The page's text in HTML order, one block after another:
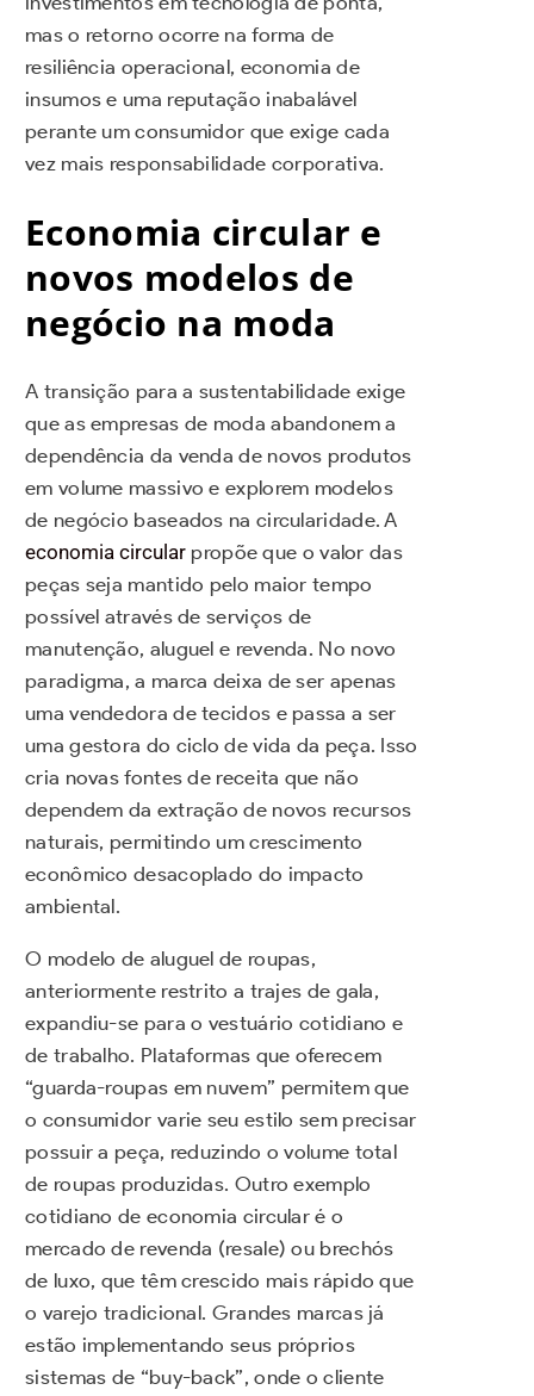
mas o retorno ocorre na forma de
resiliência operacional, economia de
insumos e uma reputação inabalável
perante um consumidor que exige cada
vez mais responsabilidade corporativa.
Economia circular e
novos modelos de
negócio na moda
A transição para a sustentabilidade exige
que as empresas de moda abandonem a
dependência da venda de novos produtos
em volume massivo e explorem modelos
de negócio baseados na circularidade. A
economia circular propõe que o valor das
peças seja mantido pelo maior tempo
possível através de serviços de
manutenção, aluguel e revenda. No novo
paradigma, a marca deixa de ser apenas
uma vendedora de tecidos e passa a ser
uma gestora do ciclo de vida da peça. Isso
cria novas fontes de receita que não
dependem da extração de novos recursos
naturais, permitindo um crescimento
econômico desacoplado do impacto
ambiental.
O modelo de aluguel de roupas,
anteriormente restrito a trajes de gala,
expandiu-se para o vestuário cotidiano e
de trabalho. Plataformas que oferecem
“guarda-roupas em nuvem” permitem que
o consumidor varie seu estilo sem precisar
possuir a peça, reduzindo o volume total
de roupas produzidas. Outro exemplo
cotidiano de economia circular é o
mercado de revenda (resale) ou brechós
de luxo, que têm crescido mais rápido que
o varejo tradicional. Grandes marcas já
estão implementando seus próprios
sistemas de “buy-back”, onde o cliente